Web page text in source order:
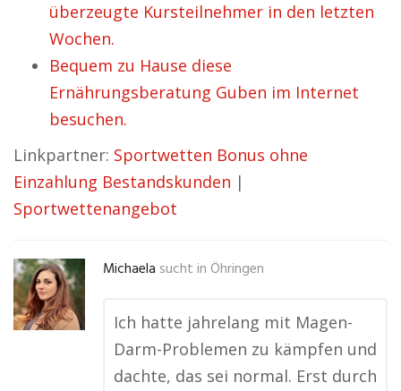
überzeugte Kursteilnehmer in den letzten
Wochen.
Bequem zu Hause diese
Ernährungsberatung Guben im Internet
besuchen.
Linkpartner: Sportwetten Bonus ohne
Einzahlung Bestandskunden |
Sportwettenangebot
Michaela sucht in Öhringen
Ich hatte jahrelang mit Magen-
Darm-Problemen zu kämpfen und
dachte, das sei normal. Erst durch